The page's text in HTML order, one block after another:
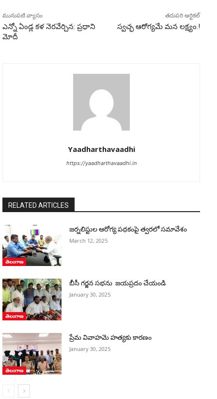
మునుపటి వ్యాసం
ఎన్నో ఏండ్ల కళ నెరవేర్చిన: ప్రధాని
మోదీ
తదుపరి ఆర్టికల్
స్వచ్ఛ ఆరోగ్యమే మన లక్ష్యం.!
Yaadharthavaadhi
https://yaadharthavaadhi.in
RELATED ARTICLES
తెలంగాణ
జర్నలిస్టుల ఆరోగ్య పథకంపై త్వరలో సమావేశం
March 12, 2025
తెలంగాణ
బీసీ గర్జన సభను జయప్రదం చేయండి
January 30, 2025
తెలంగాణ
ప్రేమ వివాహమె హత్యకు కారణం
January 30, 2025